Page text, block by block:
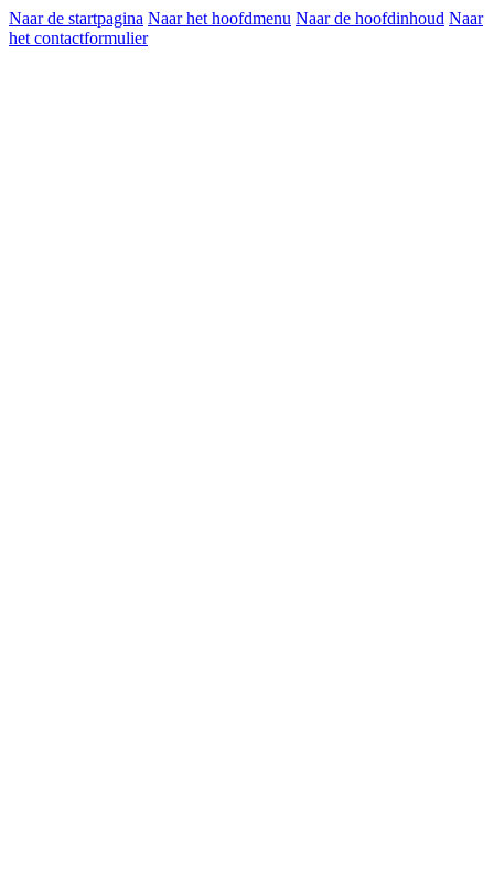
Naar de startpagina Naar het hoofdmenu Naar de hoofdinhoud Naar
het contactformulier